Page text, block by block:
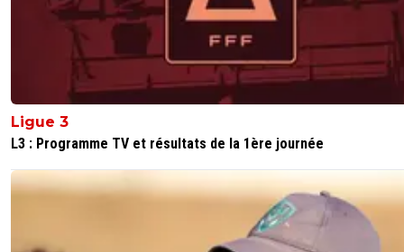
Ligue 3
L3 : Programme TV et résultats de la 1ère journée